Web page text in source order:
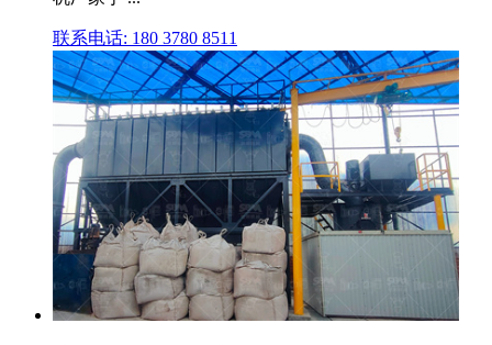
联系电话: 180 3780 8511